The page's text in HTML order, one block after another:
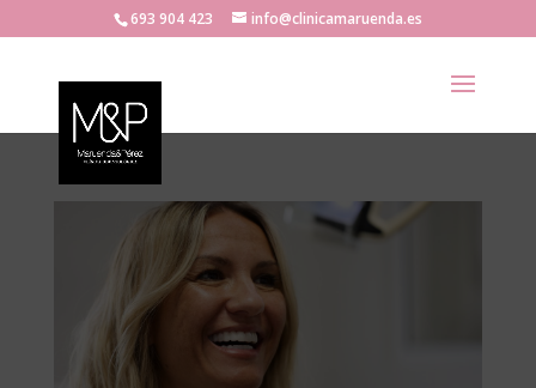
693 904 423 info@clinicamaruenda.es